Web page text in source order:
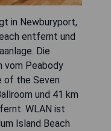
in Newburyport,
entfernt und
Die
vom Peabody
of the Seven
und 41 km
WLAN ist
Island Beach